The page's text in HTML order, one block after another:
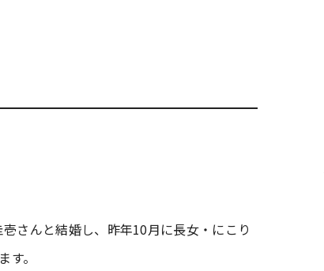
さんと結婚し、昨年10月に長女・にこり
。